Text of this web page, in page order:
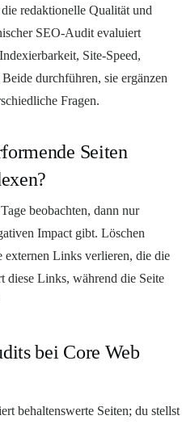
redaktionelle Qualität und
SEO-Audit evaluiert
Site-Speed,
durchführen, sie ergänzen
Fragen.
Seiten
beobachten, dann nur
Impact gibt. Löschen
externen Links verlieren, die die
diese Links, während die Seite
bei Core Web
behaltenswerte Seiten; du stellst